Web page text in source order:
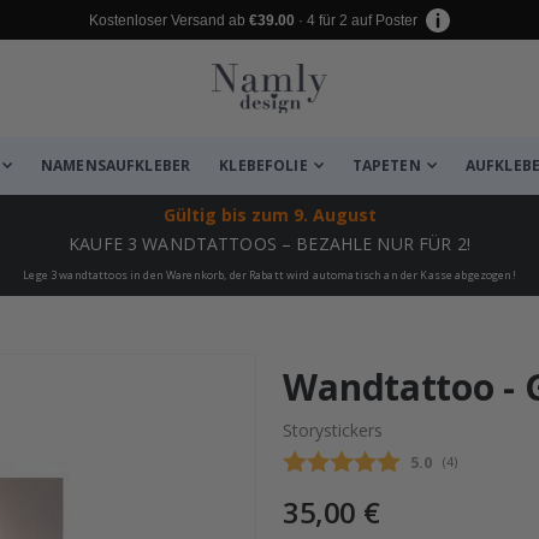
Kostenloser Versand ab €39.00 · 4 für 2 auf Poster
NAMENSAUFKLEBER KLEBEFOLIE TAPETEN
Gültig bis zum 9. August
KAUFE 3 WANDTATTOOS – BEZAHLE NUR FÜR 2!
Lege 3 wandtattoos in den Warenkorb, der Rabatt wird automatisch an der Kasse abgezogen!
✔️ Kostenloser Versand
Wandtattoo -
Storystickers
5.0 (abgegebene
4)
35,00 €